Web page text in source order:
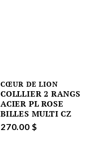
CŒUR DE LION
COLLLIER 2 RANGS
ACIER PL ROSE
BILLES MULTI CZ
270.00 $